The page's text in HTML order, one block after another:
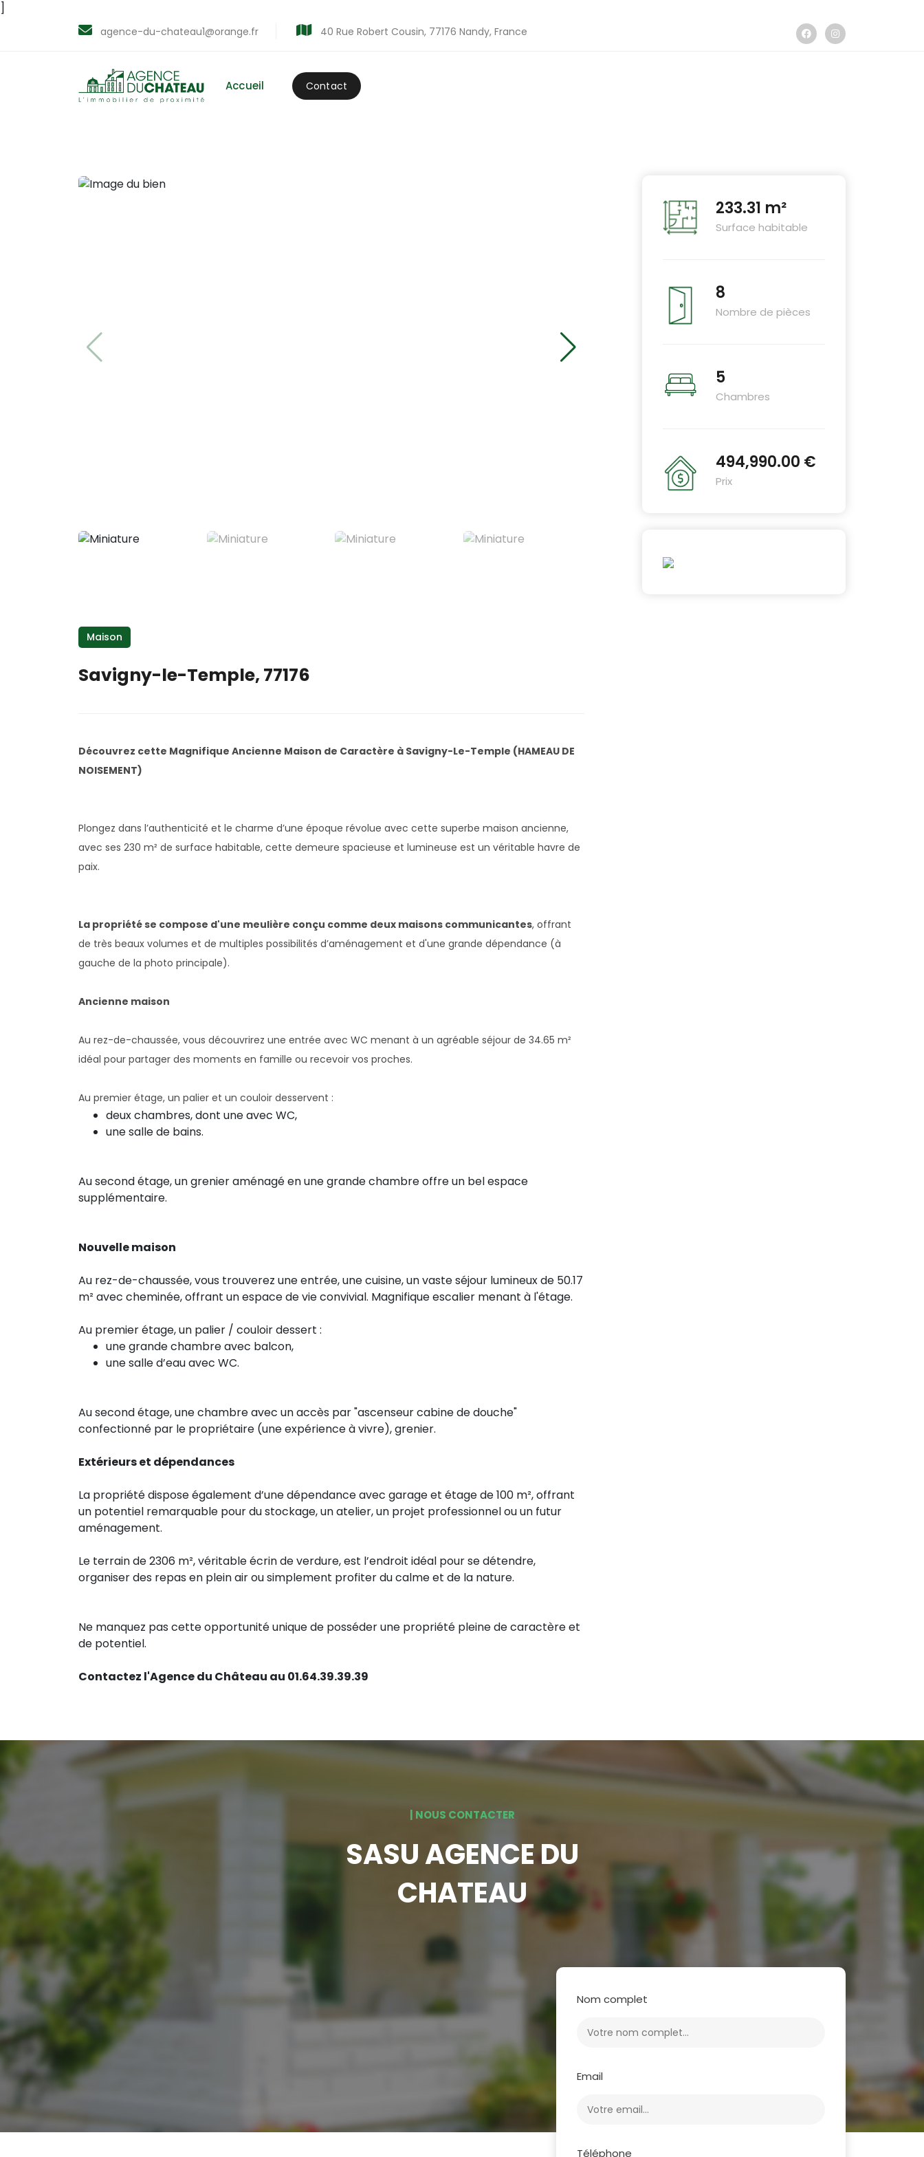
]
agence-du-chateau1@orange.fr 40 Rue Robert Cousin, 77176 Nandy, France
Accueil Contact
Maison
Savigny-le-Temple, 77176
Découvrez cette Magnifique Ancienne Maison de Caractère à Savigny-Le-Temple (HAMEAU DE
NOISEMENT)
Plongez dans l’authenticité et le charme d’une époque révolue avec cette superbe maison ancienne,
avec ses 230 m² de surface habitable, cette demeure spacieuse et lumineuse est un véritable havre de
paix.
La propriété se compose d'une meulière conçu comme deux maisons communicantes, offrant
de très beaux volumes et de multiples possibilités d’aménagement et d'une grande dépendance (à
gauche de la photo principale).
Ancienne maison
Au rez-de-chaussée, vous découvrirez une entrée avec WC menant à un agréable séjour de 34.65 m²
idéal pour partager des moments en famille ou recevoir vos proches.
Au premier étage, un palier et un couloir desservent :
deux chambres, dont une avec WC,
une salle de bains.
Au second étage, un grenier aménagé en une grande chambre offre un bel espace
supplémentaire.
Nouvelle maison
Au rez-de-chaussée, vous trouverez une entrée, une cuisine, un vaste séjour lumineux de 50.17
m² avec cheminée, offrant un espace de vie convivial. Magnifique escalier menant à l'étage.
Au premier étage, un palier / couloir dessert :
une grande chambre avec balcon,
une salle d’eau avec WC.
Au second étage, une chambre avec un accès par "ascenseur cabine de douche"
confectionné par le propriétaire (une expérience à vivre), grenier.
Extérieurs et dépendances
La propriété dispose également d’une dépendance avec garage et étage de 100 m², offrant
un potentiel remarquable pour du stockage, un atelier, un projet professionnel ou un futur
aménagement.
Le terrain de 2306 m², véritable écrin de verdure, est l’endroit idéal pour se détendre,
organiser des repas en plein air ou simplement profiter du calme et de la nature.
Ne manquez pas cette opportunité unique de posséder une propriété pleine de caractère et
de potentiel.
Contactez l'Agence du Château au 01.64.39.39.39
233.31 m²
Surface habitable
8
Nombre de pièces
5
Chambres
494,990.00 €
Prix
| NOUS CONTACTER
SASU AGENCE DU
CHATEAU
Nom complet
Email
Téléphone